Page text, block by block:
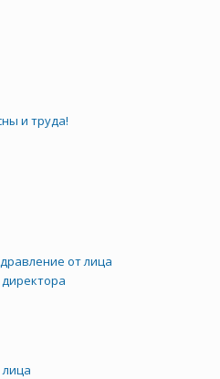
и труда!
от лица